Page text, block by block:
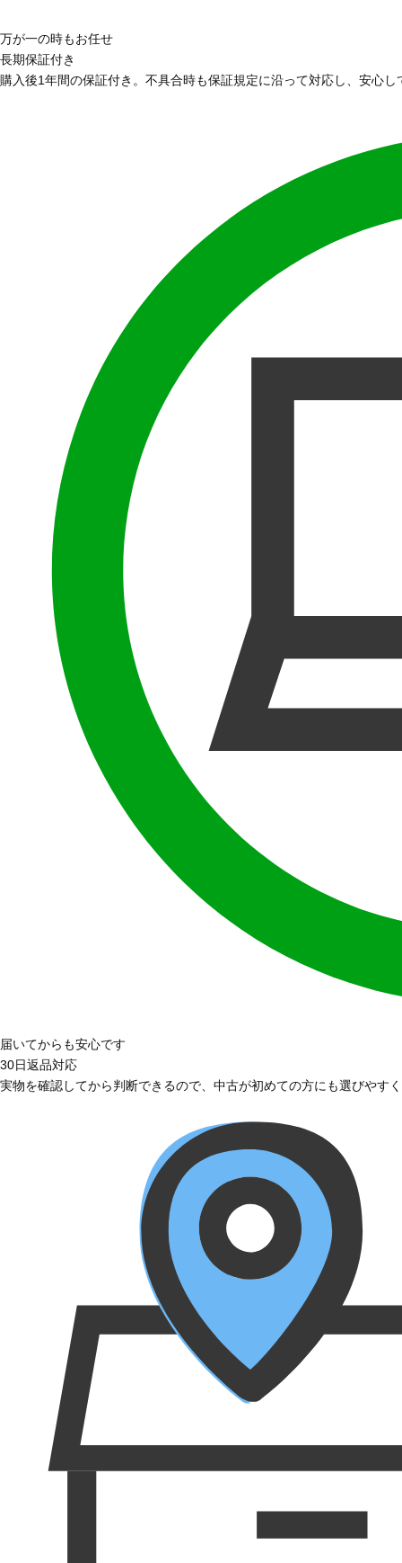
万が一の時もお任せ
長期保証付き
購入後1年間の保証付き。不具合時も保証規定に沿って対応し、安心
届いてからも安心です
30日返品対応
実物を確認してから判断できるので、中古が初めての方にも選びやす